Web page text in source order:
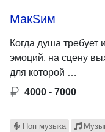
МакSим
Когда душа требует
эмоций, на сцену
для которой …
4000 - 7000
Поп музыка